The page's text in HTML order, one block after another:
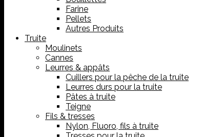
Farine
Pellets
Autres Produits
Truite
Moulinets
Cannes
Leurres & appâts
Cuillers pour la pêche de la truite
Leurres durs pour la truite
Pâtes à truite
Teigne
Fils & tresses
Nylon, Fluoro, fils à truite